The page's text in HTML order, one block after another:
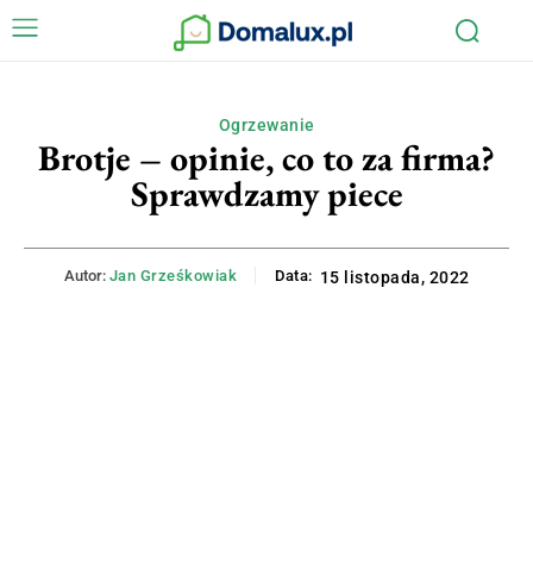
Ogrzewanie
Brotje – opinie, co to za firma?
Sprawdzamy piece
Autor: Jan Grześkowiak Data: 15 listopada, 2022